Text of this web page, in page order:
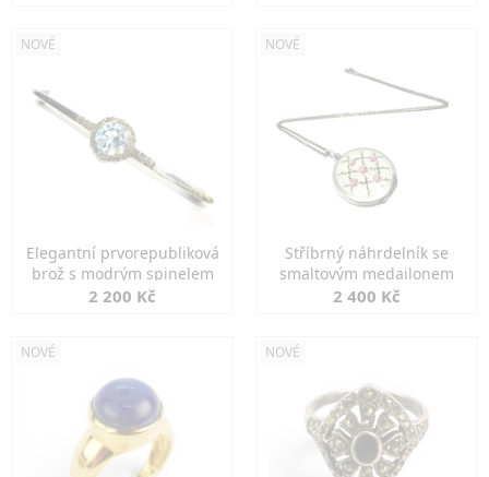
NOVÉ
Elegantní prvorepubliková
brož s modrým spinelem
2 200 Kč
NOVÉ
Stříbrný náhrdelník se
smaltovým medailonem
2 400 Kč
NOVÉ NOVÉ